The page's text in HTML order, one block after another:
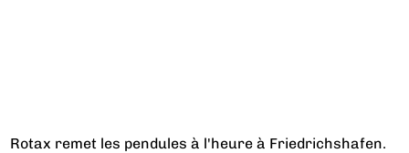
Rotax remet les pendules à l'heure à Friedrichshafen.